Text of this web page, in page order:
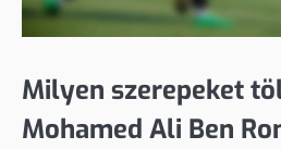
Milyen szerepeket
Mohamed Ali Ben